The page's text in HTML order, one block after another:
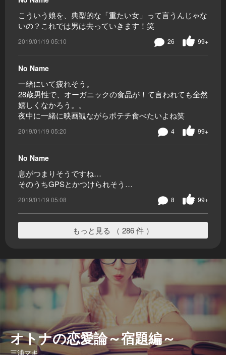
こういう娘を、典型的な「重たい女」って言うんじゃな
いの？これでは男は去っていきます！笑
2019/01/19 05:10 99+
26
No Name
一緒にいて疲れそう。
28歳男性で、オーガニックの食品が！て言われても全然
嬉しくなかろう。。
夜中に一緒に映画観ながらポテチ食べたいよね笑
2019/01/19 05:20 99+
4
No Name
息がつまりそうですね…
そのうちGPSとかつけられそう…
2019/01/19 05:08 99+
8
もっと見る （ 286 件 ）
オトナの恋愛論～宿題編～
三浦マキ